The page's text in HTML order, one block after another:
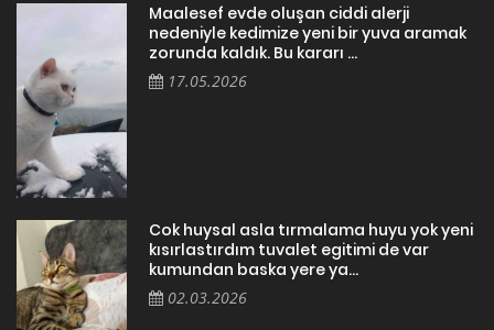
Maalesef evde oluşan ciddi alerji
nedeniyle kedimize yeni bir yuva aramak
zorunda kaldık. Bu kararı ...
17.05.2026
Cok huysal asla tırmalama huyu yok yeni
kısırlastırdım tuvalet egitimi de var
kumundan baska yere ya...
02.03.2026